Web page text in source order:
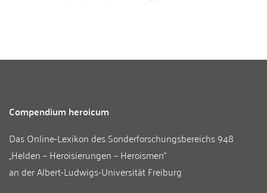
Compendium heroicum
Das Online-Lexikon desSonderforschungsbereichs 948
„Helden – Heroisierungen – Heroismen“
an derAlbert-Ludwigs-Universität Freiburg